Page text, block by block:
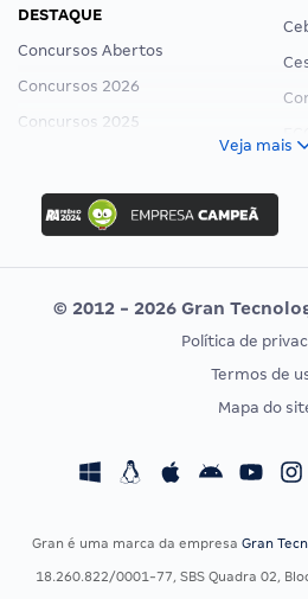
DESTAQUE
Concursos Abertos
Concursos 2026
Concursos 2025
Concurso Ibama
Concurso MPU
Editais publicados
CONCURSOS POR PROFISSÃO
Concursos Fiscais
Veja mais
© 2012 - 2026 Gran
Política de
Termos de
Mapa do
Gran é uma marca da empresa Gran
18.260.822/0001-77, SBS Quadra 02,